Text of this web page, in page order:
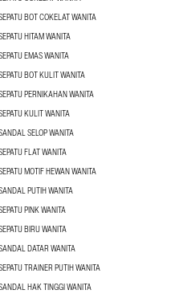
BOT COKELAT WANITA
HITAM WANITA
EMAS WANITA
BOT KULIT WANITA
PERNIKAHAN WANITA
KULIT WANITA
SELOP WANITA
FLAT WANITA
MOTIF HEWAN WANITA
PUTIH WANITA
PINK WANITA
BIRU WANITA
DATAR WANITA
TRAINER PUTIH WANITA
HAK TINGGI WANITA